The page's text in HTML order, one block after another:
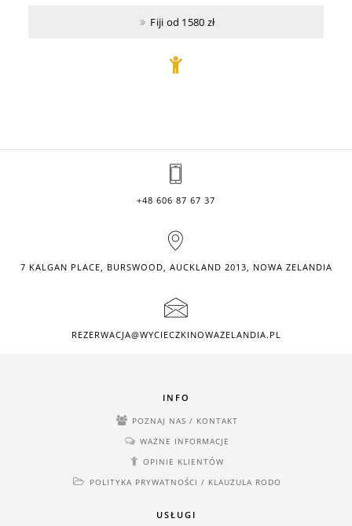
Fiji od 1580 zł
+48 606 87 67 37
7 KALGAN PLACE, BURSWOOD, AUCKLAND 2013, NOWA ZELANDIA
REZERWACJA@WYCIECZKINOWAZELANDIA.PL
INFO
POZNAJ NAS / KONTAKT
WAŻNE INFORMACJE
OPINIE KLIENTÓW
POLITYKA PRYWATNOŚCI / KLAUZULA RODO
USŁUGI